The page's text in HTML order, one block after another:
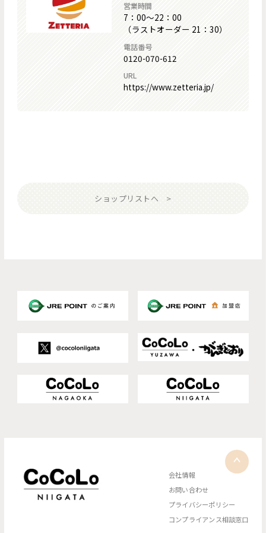
営業時間
7：00～22：00
（ラストオーダー 21：30）
電話番号
0120-070-612
URL
https://www.zetteria.jp/
ショップリストへ
会社情報
お問い合わせ
プライバシーポリシー
コンプライアンス相談窓口